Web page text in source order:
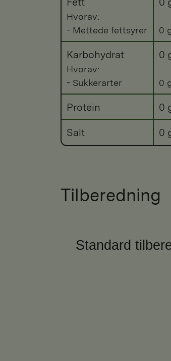
Hvorav:
- Mettede fettsyrer
0
Karbohydrat
Hvorav:
- Sukkerarter
0
0
Protein 0
Salt 0
Tilberedning
Standard